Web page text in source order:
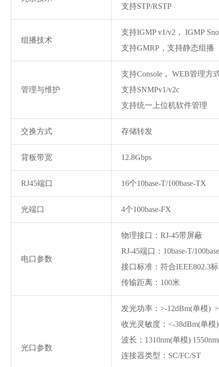
支持STP/RSTP
组播技术
支持IGMP v1/v2， IGMP
支持GMRP，支持静态组播
管理与维护
支持Console， WEB管理方
支持SNMPv1/v2c
支持统一上位机软件管理
交换方式 存储转发
背板带宽 12.8Gbps
RJ45端口 16个10base-T/100base-TX
光端口 4个100base-FX
电口参数
物理接口：RJ-45带屏蔽
RJ-45端口：10base-T/100ba
接口标准：符合IEEE802.3
传输距离：100米
光口参数
发光功率：>-12dBm(单模)
收光灵敏度：<-38dBm(单
波长：1310nm(单模)
连接器类型：SC/FC/ST